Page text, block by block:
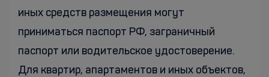
иных средств размещения могут
приниматься паспорт РФ, заграничный
паспорт или водительское удостоверение.
Для квартир, апартаментов и иных объектов,